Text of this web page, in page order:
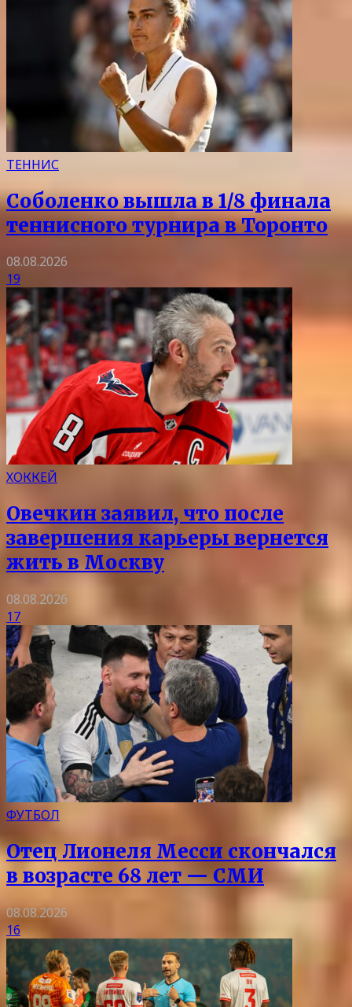
ТЕННИС
Соболенко вышла в 1/8 финала
теннисного турнира в Торонто
08.08.2026
19
ХОККЕЙ
Овечкин заявил, что после
завершения карьеры вернется
жить в Москву
08.08.2026
17
ФУТБОЛ
Отец Лионеля Месси скончался
в возрасте 68 лет — СМИ
08.08.2026
16